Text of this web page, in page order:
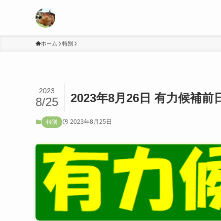
ホーム 特別
2023年8月26日 有力候補前
2023
8/25
特別 2023年8月25日